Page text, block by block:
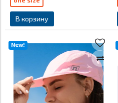
В корзину
New!